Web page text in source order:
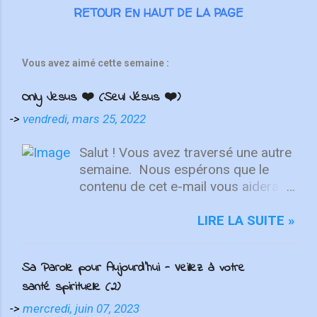
RETOUR EN HAUT DE LA PAGE
Vous avez aimé cette semaine :
Only Jesus ❤️ (Seul Jésus ❤️)
-> vendredi, mars 25, 2022
Salut ! Vous avez traversé une autre
semaine. ⁣ Nous espérons que le
contenu de cet e-mail vous aidera à
Quelle que soit la semaine que vous
une nouvelle chance de se détendre
et de se reposer en Lui. "Puisque
vous êtes ressuscités avec Christ,
LIRE LA SUITE »
Sa Parole pour Aujourd'hui - Veillez à votre
santé spirituelle (2)
-> mercredi, juin 07, 2023